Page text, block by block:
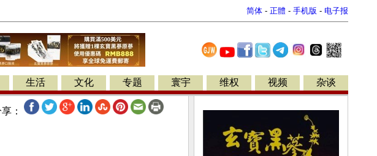
简体 - 正體 - 手机版 - 电子报
生活 文化 专题 寰宇 维权 视频 杂谈
：